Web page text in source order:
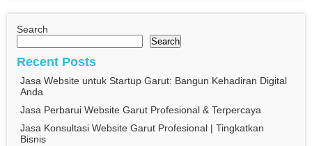
Search
Search
Recent Posts
Jasa Website untuk Startup Garut: Bangun Kehadiran Digital
Anda
Jasa Perbarui Website Garut Profesional & Terpercaya
Jasa Konsultasi Website Garut Profesional | Tingkatkan
Bisnis